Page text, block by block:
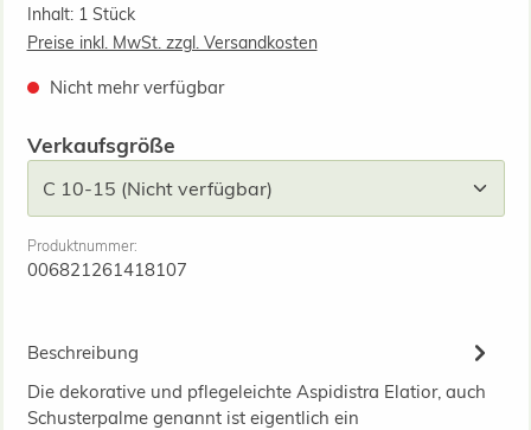
Inhalt: 1 Stück
Preise inkl. MwSt. zzgl. Versandkosten
Nicht mehr verfügbar
Verkaufsgrößeauswählen
Produktnummer:
006821261418107
Beschreibung
Die dekorative und pflegeleichte Aspidistra Elatior, auch
Schusterpalme genannt ist eigentlich ein